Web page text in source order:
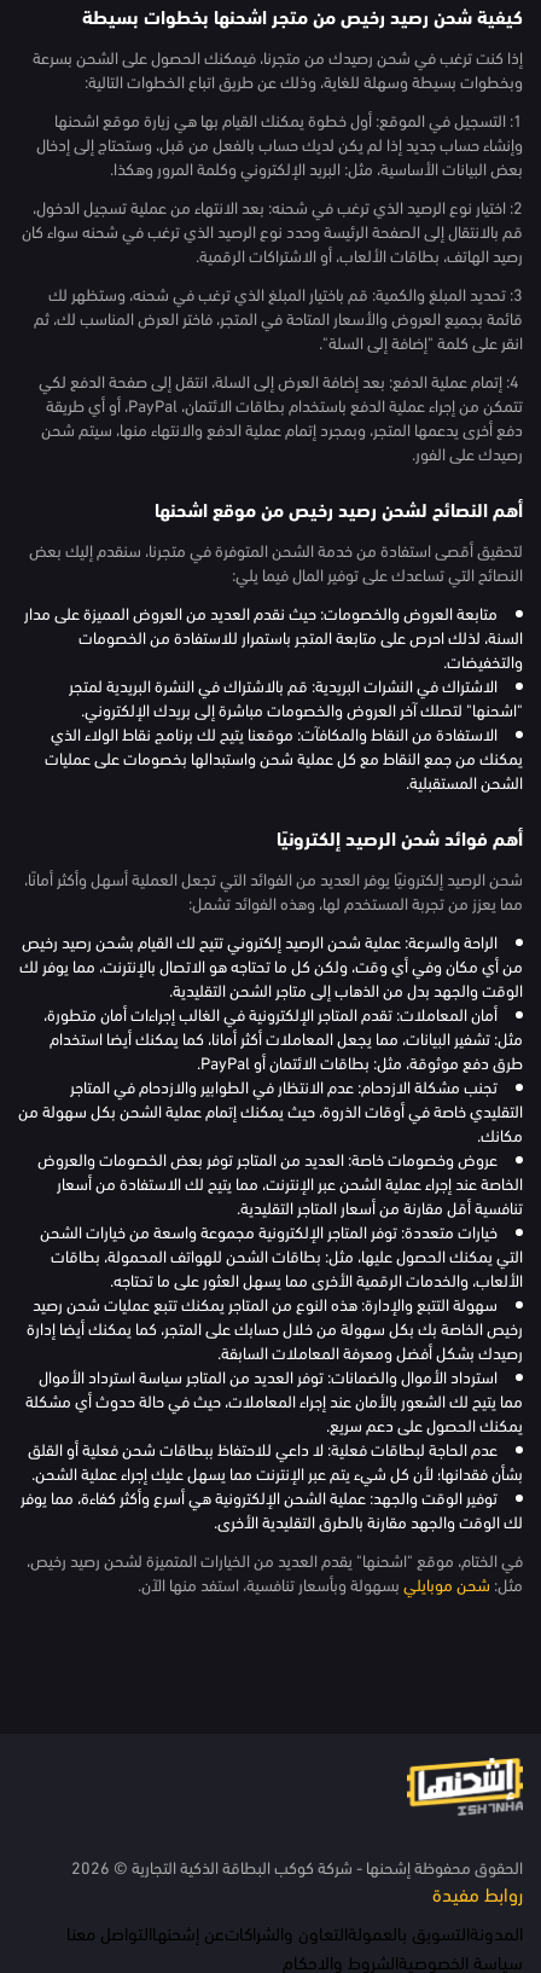
كيفية شحن رصيد رخيص من متجر اشحنها بخطوات بسيطة
إذا كنت ترغب في شحن رصيدك من متجرنا، فيمكنك الحصول على الشحن بسرعة
وبخطوات بسيطة وسهلة للغاية، وذلك عن طريق اتباع الخطوات التالية:
1: التسجيل في الموقع: أول خطوة يمكنك القيام بها هي زيارة موقع اشحنها
وإنشاء حساب جديد إذا لم يكن لديك حساب بالفعل من قبل، وستحتاج إلى إدخال
بعض البيانات الأساسية، مثل: البريد الإلكتروني وكلمة المرور وهكذا.
2: اختيار نوع الرصيد الذي ترغب في شحنه: بعد الانتهاء من عملية تسجيل الدخول،
قم بالانتقال إلى الصفحة الرئيسة وحدد نوع الرصيد الذي ترغب في شحنه سواء كان
رصيد الهاتف، بطاقات الألعاب، أو الاشتراكات الرقمية.
3: تحديد المبلغ والكمية: قم باختيار المبلغ الذي ترغب في شحنه، وستظهر لك
قائمة بجميع العروض والأسعار المتاحة في المتجر، فاختر العرض المناسب لك، ثم
انقر على كلمة "إضافة إلى السلة".
4: إتمام عملية الدفع: بعد إضافة العرض إلى السلة، انتقل إلى صفحة الدفع لكي
تتمكن من إجراء عملية الدفع باستخدام بطاقات الائتمان، PayPal، أو أي طريقة
دفع أخرى يدعمها المتجر، وبمجرد إتمام عملية الدفع والانتهاء منها، سيتم شحن
رصيدك على الفور.
أهم النصائح لشحن رصيد رخيص من موقع اشحنها
لتحقيق أقصى استفادة من خدمة الشحن المتوفرة في متجرنا، سنقدم إليك بعض
النصائح التي تساعدك على توفير المال فيما يلي:
متابعة العروض والخصومات: حيث نقدم العديد من العروض المميزة على مدار
السنة، لذلك احرص على متابعة المتجر باستمرار للاستفادة من الخصومات
والتخفيضات.
الاشتراك في النشرات البريدية: قم بالاشتراك في النشرة البريدية لمتجر
"اشحنها" لتصلك آخر العروض والخصومات مباشرة إلى بريدك الإلكتروني.
الاستفادة من النقاط والمكافآت: موقعنا يتيح لك برنامج نقاط الولاء الذي
يمكنك من جمع النقاط مع كل عملية شحن واستبدالها بخصومات على عمليات
الشحن المستقبلية.
أهم فوائد شحن الرصيد إلكترونيًا
شحن الرصيد إلكترونيًا يوفر العديد من الفوائد التي تجعل العملية أسهل وأكثر أمانًا،
مما يعزز من تجربة المستخدم لها، وهذه الفوائد تشمل:
الراحة والسرعة: عملية شحن الرصيد إلكتروني تتيح لك القيام بشحن رصيد رخيص
من أي مكان وفي أي وقت، ولكن كل ما تحتاجه هو الاتصال بالإنترنت، مما يوفر لك
الوقت والجهد بدل من الذهاب إلى متاجر الشحن التقليدية.
أمان المعاملات: تقدم المتاجر الإلكترونية في الغالب إجراءات أمان متطورة،
مثل: تشفير البيانات، مما يجعل المعاملات أكثر أمانا، كما يمكنك أيضا استخدام
طرق دفع موثوقة، مثل: بطاقات الائتمان أو PayPal.
تجنب مشكلة الازدحام: عدم الانتظار في الطوابير والازدحام في المتاجر
التقليدي خاصة في أوقات الذروة، حيث يمكنك إتمام عملية الشحن بكل سهولة من
مكانك.
عروض وخصومات خاصة: العديد من المتاجر توفر بعض الخصومات والعروض
الخاصة عند إجراء عملية الشحن عبر الإنترنت، مما يتيح لك الاستفادة من أسعار
تنافسية أقل مقارنة من أسعار المتاجر التقليدية.
خيارات متعددة: توفر المتاجر الإلكترونية مجموعة واسعة من خيارات الشحن
التي يمكنك الحصول عليها، مثل: بطاقات الشحن للهواتف المحمولة، بطاقات
الألعاب، والخدمات الرقمية الأخرى مما يسهل العثور على ما تحتاجه.
سهولة التتبع والإدارة: هذه النوع من المتاجر يمكنك تتبع عمليات شحن رصيد
رخيص الخاصة بك بكل سهولة من خلال حسابك على المتجر، كما يمكنك أيضا إدارة
رصيدك بشكل أفضل ومعرفة المعاملات السابقة.
استرداد الأموال والضمانات: توفر العديد من المتاجر سياسة استرداد الأموال
مما يتيح لك الشعور بالأمان عند إجراء المعاملات، حيث في حالة حدوث أي مشكلة
يمكنك الحصول على دعم سريع.
عدم الحاجة لبطاقات فعلية: لا داعي للاحتفاظ ببطاقات شحن فعلية أو القلق
بشأن فقدانها؛ لأن كل شيء يتم عبر الإنترنت مما يسهل عليك إجراء عملية الشحن.
توفير الوقت والجهد: عملية الشحن الإلكترونية هي أسرع وأكثر كفاءة، مما يوفر
لك الوقت والجهد مقارنة بالطرق التقليدية الأخرى.
في الختام، موقع "اشحنها" يقدم العديد من الخيارات المتميزة لشحن رصيد رخيص،
مثل: شحن موبايليبسهولة وبأسعار تنافسية، استفد منها الآن.
الحقوق محفوظة إشحنها - شركة كوكب البطاقة الذكية التجارية © 2026
روابط مفيدة
المدونةالتسويق بالعمولةالتعاون والشراكاتعن إشحنهاالتواصل معنا
سياسة الخصوصيةالشروط والاحكام